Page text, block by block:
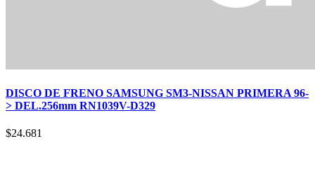
DISCO DE FRENO SAMSUNG SM3-NISSAN PRIMERA 96-
> DEL.256mm RN1039V-D329
$24.681